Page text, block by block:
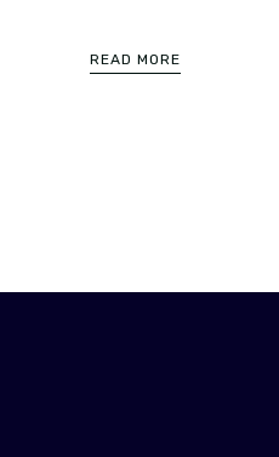
READ MORE